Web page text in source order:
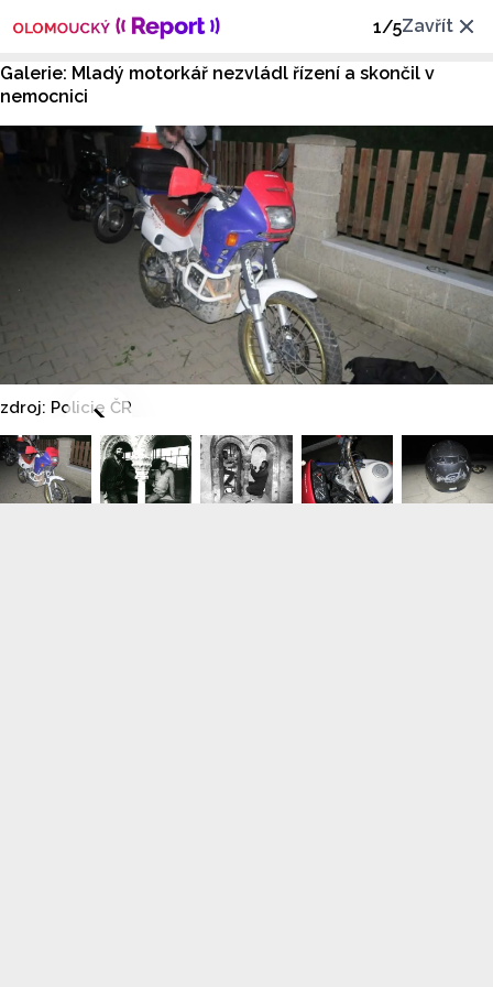
1/5Zavřít
Galerie: Mladý motorkář nezvládl řízení a skončil v
nemocnici
zdroj: Policie ČR